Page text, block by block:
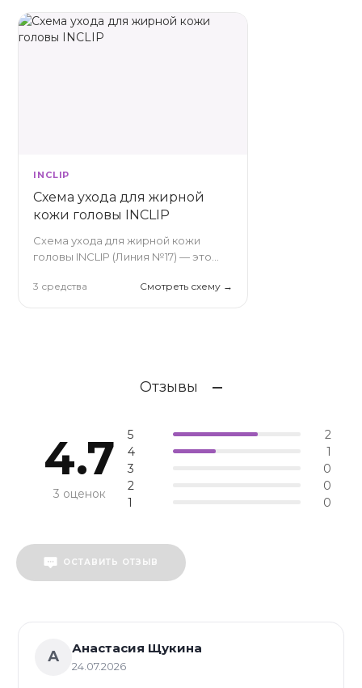
INCLIP
Схема ухода для жирной
кожи головы INCLIP
Схема ухода для жирной кожи
головы INCLIP (Линия №17) — это
себорегулирующий комплекс,
продлевает свежесть укладки без
3 средства Смотреть схему →
Отзывы
4.7
3 оценок
5
2
4
1
3
0
2
0
1
0
ОСТАВИТЬ ОТЗЫВ
А Анастасия Щукина
24.07.2026